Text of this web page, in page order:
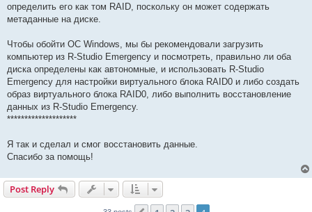
определить его как том RAID, поскольку он может содержать
метаданные на диске.
Чтобы обойти ОС Windows, мы бы рекомендовали загрузить
компьютер из R-Studio Emergency и посмотреть, правильно ли оба
диска определены как автономные, и использовать R-Studio
Emergency для настройки виртуального блока RAID0 и либо создать
образ виртуального блока RAID0, либо выполнить восстановление
данных из R-Studio Emergency.
********************
Я так и сделал и смог восстановить данные.
Спасибо за помощь!
Post Reply